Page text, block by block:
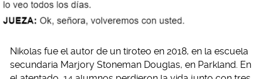
Nikolas fue el autor de un tiroteo en 2018, en la escuela
secundaria Marjory Stoneman Douglas, en Parkland. En